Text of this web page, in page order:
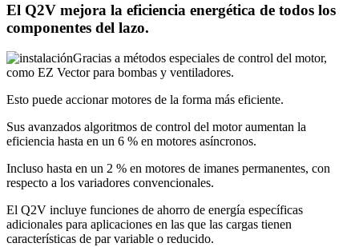
El Q2V mejora la eficiencia energética de todos los
componentes del lazo.
Gracias a métodos especiales de control del motor,
como EZ Vector para bombas y ventiladores.
Esto puede accionar motores de la forma más eficiente.
Sus avanzados algoritmos de control del motor aumentan la
eficiencia hasta en un 6 % en motores asíncronos.
Incluso hasta en un 2 % en motores de imanes permanentes, con
respecto a los variadores convencionales.
El Q2V incluye funciones de ahorro de energía específicas
adicionales para aplicaciones en las que las cargas tienen
características de par variable o reducido.